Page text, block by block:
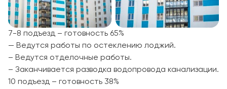
7-8 подъезд – готовность 65%
— Ведутся работы по остеклению лоджий.
– Ведутся отделочные работы.
– Заканчивается разводка водопровода канализации.
10 подъезд – готовность 38%